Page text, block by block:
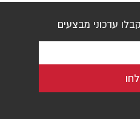
עדכוני מבצעים